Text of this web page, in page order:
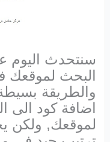
سنتحدث اليوم
البحث
والطريقة
اضافة كود الى
لموقعك, ولكن